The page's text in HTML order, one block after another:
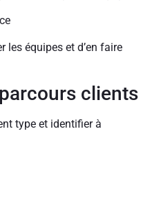
les équipes et d’en faire
clients
type et identifier à